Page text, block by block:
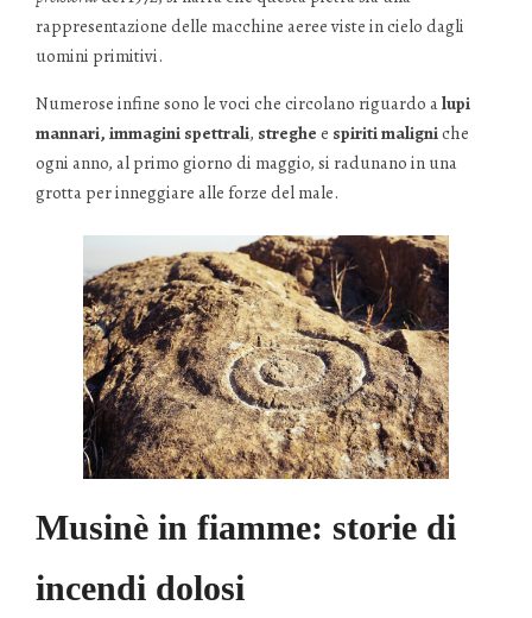
rappresentazione delle macchine aeree viste in cielo dagli
uomini primitivi.
Numerose infine sono le voci che circolano riguardo alupi
mannari, immagini spettrali, streghe e spiriti maligniche
ogni anno, al primo giorno di maggio, si radunano in una
grotta per inneggiare alle forze del male.
Musinè in fiamme: storie di
incendi dolosi